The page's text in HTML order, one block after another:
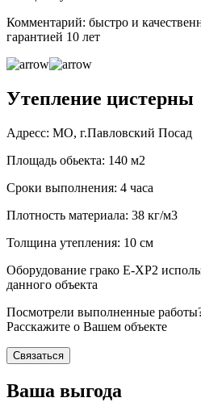
Комментарий: быстро и
гарантией 10 лет
Утепление цистерны
Адресс: МО, г.Павловский Посад
Площадь обьекта: 140 м2
Сроки выполнения: 4 часа
Плотность материала: 38 кг/м3
Толщина утепления: 10 см
Оборудование грако Е-ХР2
данного объекта
Посмотрели выполненные
Расскажите о Вашем объекте
Связаться
Ваша выгода